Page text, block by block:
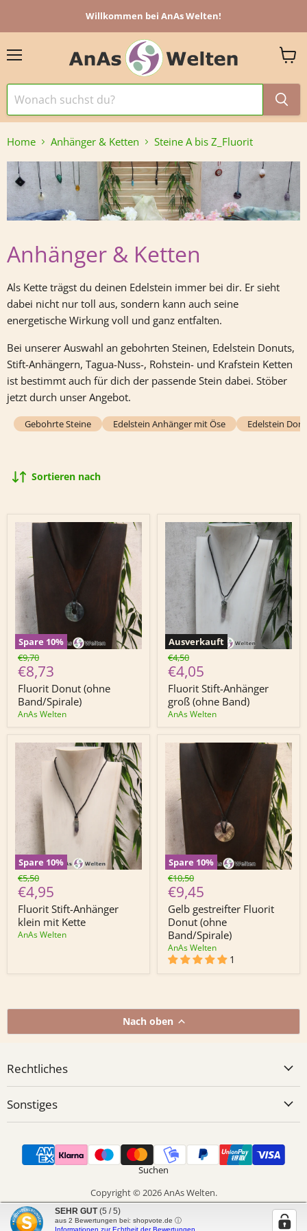
Willkommen bei AnAs Welten!
Home Anhänger & Ketten Steine A bis Z_Fluorit
Anhänger & Ketten
Als Kette trägst du deinen Edelstein immer bei dir. Er sieht
dabei nicht nur toll aus, sondern kann auch seine
energetische Wirkung voll und ganz entfalten.
Bei unserer Auswahl an gebohrten Steinen, Edelstein Donuts,
Stift-Anhängern, Tagua-Nuss-, Rohstein- und Krafstein Ketten
ist bestimmt auch für dich der passende Stein dabei. Stöber
jetzt durch unser Angebot.
Gebohrte Steine Edelstein Anhänger mit Öse Edelstein
Sortieren nach
Spare 10%
Fluorit
Donut
(ohne
Band/Spirale)
Ursprünglicher
Preis
€9,70
Derzeitiger
Preis
€8,73
Fluorit Donut (ohne
Band/Spirale)
AnAs Welten
Ausverkauft
Fluorit
Stift-
Anhänger
groß
(ohne
Band)
Ursprünglicher
Preis
€4,50
Derzeitiger
Preis
€4,05
Fluorit Stift-Anhänger
groß (ohne Band)
AnAs Welten
Spare 10%
Fluorit
Stift-
Anhänger
klein
mit
Kette
Ursprünglicher
Preis
€5,50
Derzeitiger
Preis
€4,95
Fluorit Stift-Anhänger
klein mit Kette
AnAs Welten
Spare 10%
Gelb
gestreifter
Fluorit
Donut
(ohne
Band/Spirale)
Ursprünglicher
Preis
€10,50
Derzeitiger
Preis
€9,45
Gelb gestreifter Fluorit
Donut (ohne
Band/Spirale)
AnAs Welten
1
Nach oben
Rechtliches
Sonstiges
Suchen
Copyright © 2026 AnAs Welten.
Powered by Shopify
SEHR GUT (5 / 5)
aus 2 Bewertungen bei: shopvote.de ⓘ
Informationen zur Echtheit der Bewertungen